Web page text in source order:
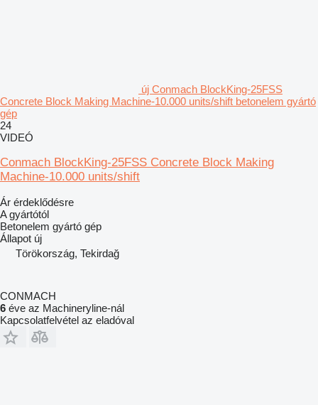
új Conmach BlockKing-25FSS
Concrete Block Making Machine-10.000 units/shift betonelem gyártó
gép
24
VIDEÓ
Conmach BlockKing-25FSS Concrete Block Making
Machine-10.000 units/shift
Ár érdeklődésre
A gyártótól
Betonelem gyártó gép
Állapot új
Törökország, Tekirdağ
CONMACH
6 éve az Machineryline-nál
Kapcsolatfelvétel az eladóval